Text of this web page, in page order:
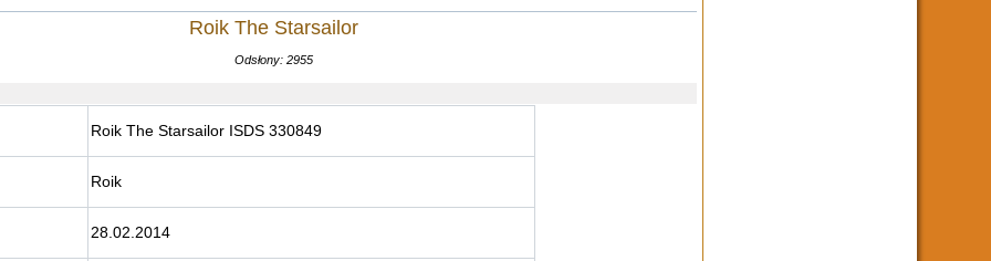
Roik The Starsailor
Odsłony: 2955
Roik The Starsailor ISDS 330849
Roik
28.02.2014